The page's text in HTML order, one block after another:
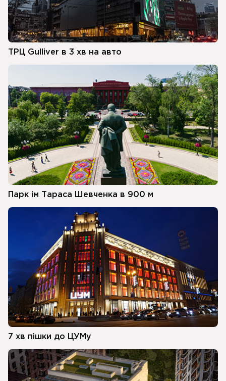
ТРЦ Gulliver в 3 хв на авто
Парк ім Тараса Шевченка в 900 м
7 хв пішки до ЦУМу